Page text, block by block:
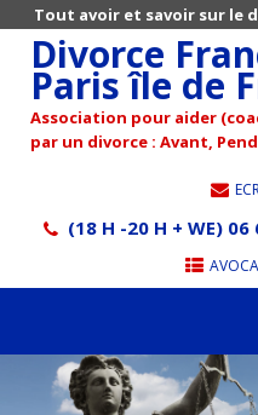
Tout avoir et savoir sur le
Divorce
Paris île de
Association pour aider
par un divorce : Avant,
(18 H -20 H + WE)